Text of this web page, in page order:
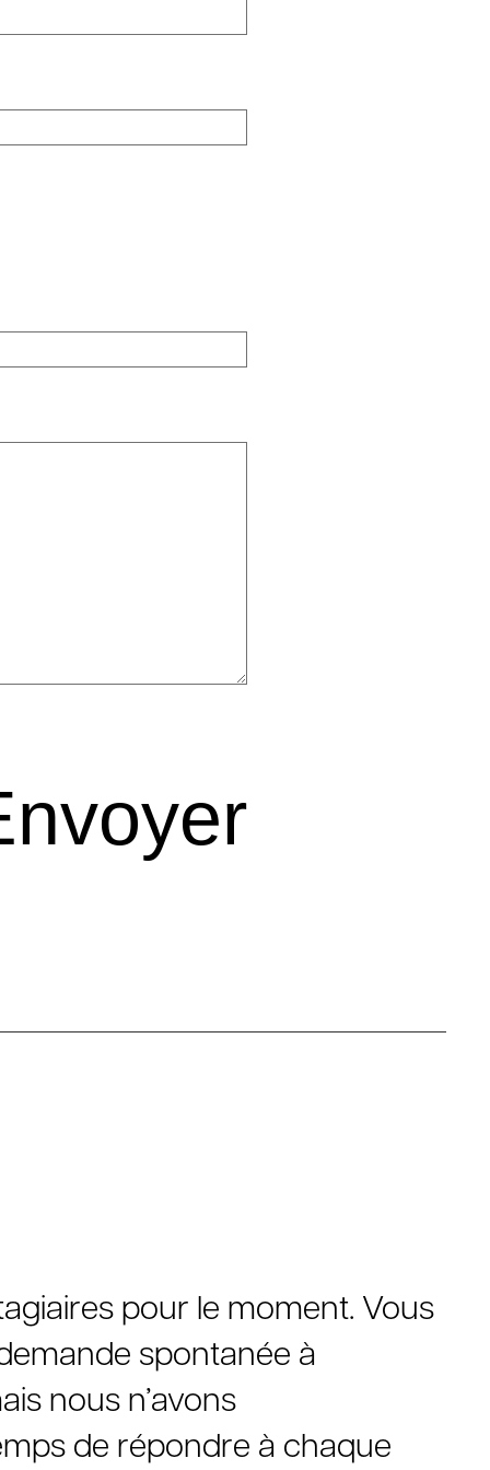
pour le moment. Vous
spontanée à
nous n’avons
de répondre à chaque